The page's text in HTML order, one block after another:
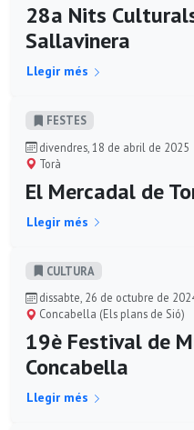
28a Nits
Sallavinera
Llegir més
FESTES
divendres, 18 de abril de 2025
Torà
El Mercadal de
Llegir més
CULTURA
dissabte, 26 de octubre de
Concabella (Els plans de Sió)
19è Festival de
Concabella
Llegir més